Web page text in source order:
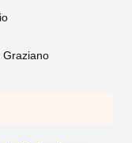
Graziano